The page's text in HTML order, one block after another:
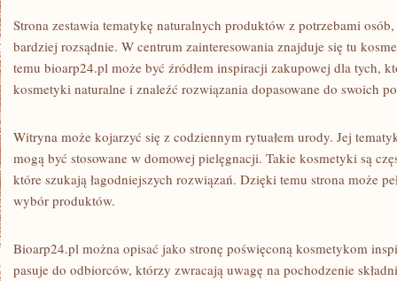
Strona zestawia tematykę naturalnych produktów z potrzebami
bardziej rozsądnie. W centrum zainteresowania znajduje się tu
temu bioarp24.pl może być źródłem inspiracji zakupowej dla tych,
kosmetyki naturalne i znaleźć rozwiązania dopasowane do swoich
Witryna może kojarzyć się z codziennym rytuałem urody. Jej
mogą być stosowane w domowej pielęgnacji. Takie kosmetyki są
które szukają łagodniejszych rozwiązań. Dzięki temu strona może
wybór produktów.
Bioarp24.pl można opisać jako stronę poświęconą kosmetykom
pasuje do odbiorców, którzy zwracają uwagę na pochodzenie